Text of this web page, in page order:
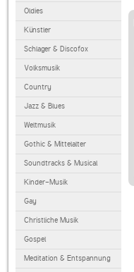
Oldies
Künstler
Schlager & Discofox
Volksmusik
Country
Jazz & Blues
Weltmusik
Gothic & Mittelalter
Soundtracks & Musical
Kinder-Musik
Gay
Christliche Musik
Gospel
Meditation & Entspannung